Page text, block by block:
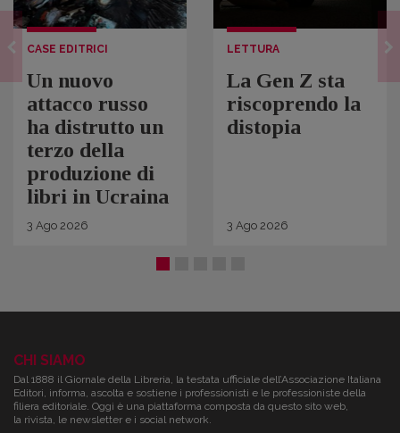
CASE EDITRICI
Un nuovo
attacco russo
ha distrutto un
terzo della
produzione di
libri in Ucraina
3 Ago 2026
LETTURA
La Gen Z sta
riscoprendo la
distopia
3 Ago 2026
CHI SIAMO
Dal 1888 il Giornale della Libreria, la testata ufficiale dell’Associazione Italiana
Editori, informa, ascolta e sostiene i professionisti e le professioniste della
filiera editoriale. Oggi è una piattaforma composta da questo sito web,
la rivista, le newsletter e i social network.